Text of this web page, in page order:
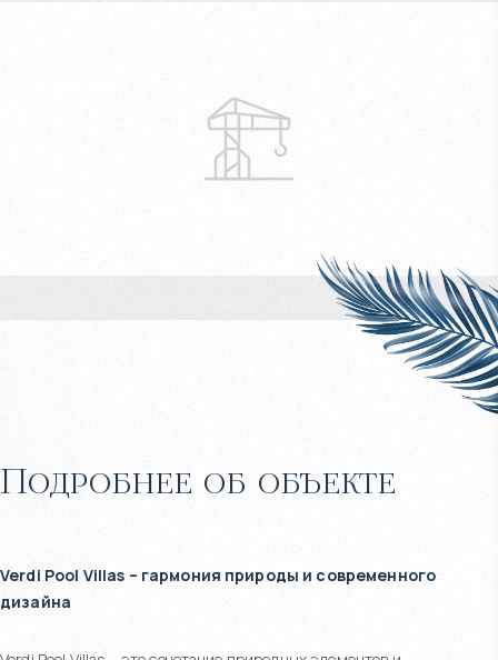
Подробнее об объекте
Verdi Pool Villas – гармония природы и современного
дизайна